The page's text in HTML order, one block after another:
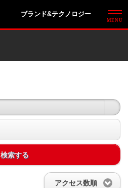
ブランド&テクノロジー
検索する
アクセス数順